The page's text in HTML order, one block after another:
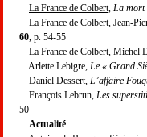
La France de Colbert La mort
La France de Colbert , Jean-
60 , p. 54-55
La France de Colbert , Michel
Arlette Lebigre, Le « Grand
Daniel Dessert, L’affaire
François Lebrun, Les
50
Actualité